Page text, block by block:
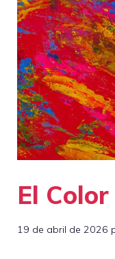
El
19 de abril de 2026